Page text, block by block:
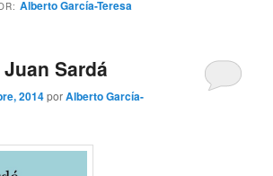
Alberto García-Teresa
Sardá
2014porAlberto García-